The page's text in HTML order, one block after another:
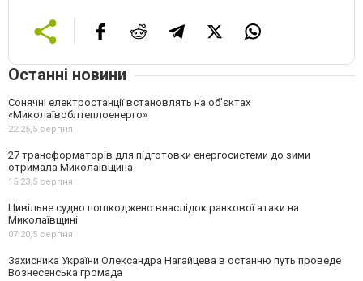
Останні новини
Сонячні електростанції встановлять на об'єктах
«Миколаївоблтеплоенерго»
22:25,5 серпня
27 трансформаторів для підготовки енергосистеми до зими
отримала Миколаївщина
15:23,5 серпня
Цивільне судно пошкоджено внаслідок ранкової атаки на
Миколаївщині
07:20,5 серпня
Захисника України Олександра Нагайцева в останню путь проведе
Вознесенська громада